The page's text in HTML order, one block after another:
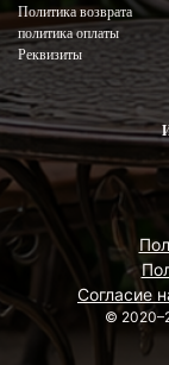
Политика возврата
политика оплаты
Реквизиты
©
Согласие